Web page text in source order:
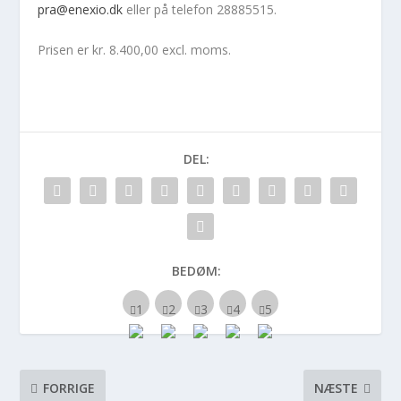
pra@enexio.dk eller på telefon 28885515.
Prisen er kr. 8.400,00 excl. moms.
DEL:
BEDØM:
FORRIGE NÆSTE